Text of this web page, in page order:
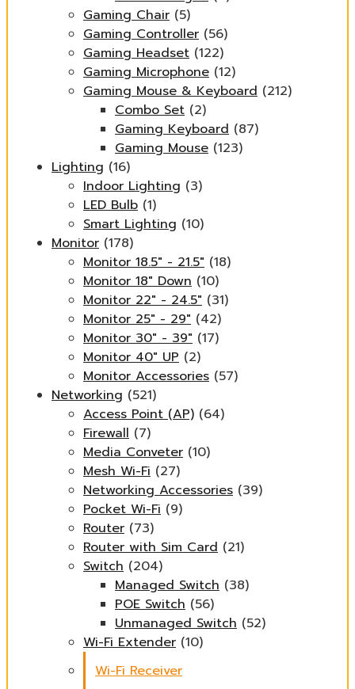
Gaming Chair (5)
Gaming Controller (56)
Gaming Headset (122)
Gaming Microphone (12)
Gaming Mouse & Keyboard (212)
Combo Set (2)
Gaming Keyboard (87)
Gaming Mouse (123)
Lighting (16)
Indoor Lighting (3)
LED Bulb (1)
Smart Lighting (10)
Monitor (178)
Monitor 18.5" - 21.5" (18)
Monitor 18" Down (10)
Monitor 22" - 24.5" (31)
Monitor 25" - 29" (42)
Monitor 30" - 39" (17)
Monitor 40" UP (2)
Monitor Accessories (57)
Networking (521)
Access Point (AP) (64)
Firewall (7)
Media Conveter (10)
Mesh Wi-Fi (27)
Networking Accessories (39)
Pocket Wi-Fi (9)
Router (73)
Router with Sim Card (21)
Switch (204)
Managed Switch (38)
POE Switch (56)
Unmanaged Switch (52)
Wi-Fi Extender (10)
Wi-Fi Receiver